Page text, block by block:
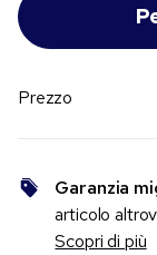
Prezzo
Garanzia
articolo
Scopri di più